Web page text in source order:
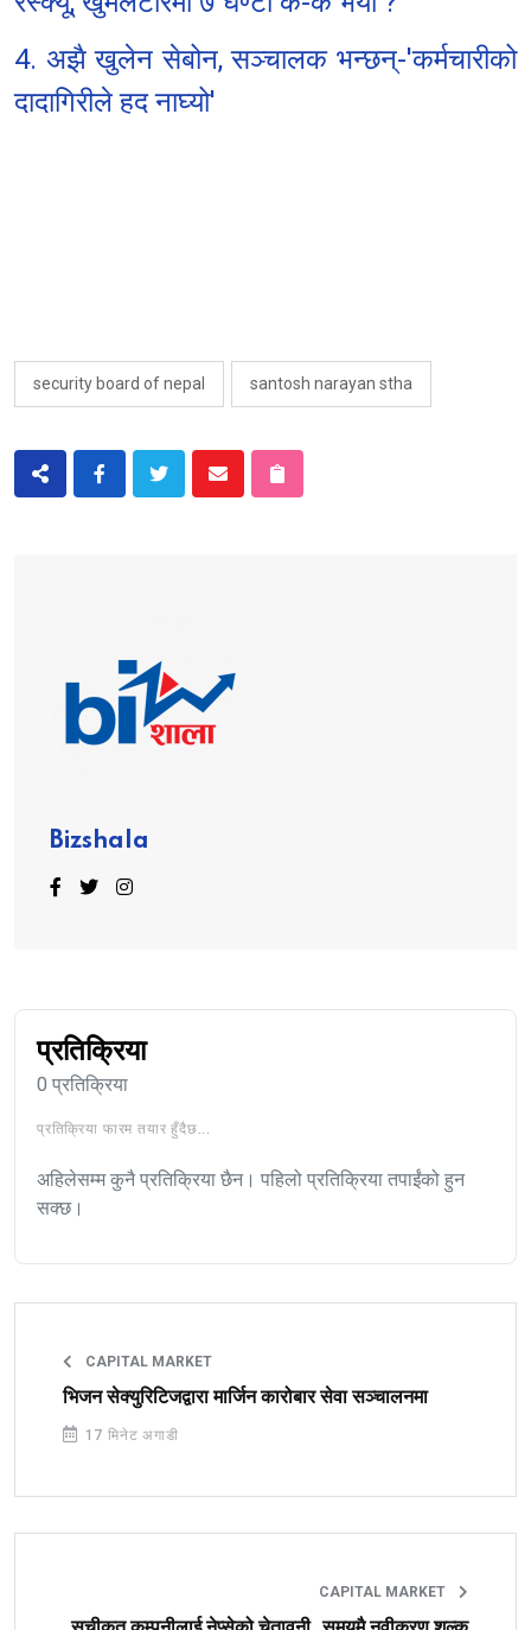
4. अझै खुलेन सेबोन, सञ्चालक भन्छन्-'कर्मचारीको
दादागिरीले हद नाघ्यो'
security board of nepal santosh narayan stha
Bizshala
प्रतिक्रिया
0 प्रतिक्रिया
प्रतिक्रिया फारम तयार हुँदैछ...
अहिलेसम्म कुनै प्रतिक्रिया छैन। पहिलो प्रतिक्रिया तपाईंको हुन
सक्छ।
CAPITAL MARKET
भिजन सेक्युरिटिजद्वारा मार्जिन कारोबार सेवा सञ्चालनमा
17 मिनेट अगाडी
CAPITAL MARKET